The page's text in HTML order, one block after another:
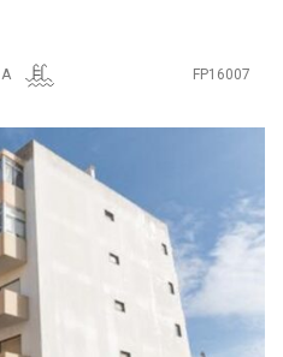
A FP16007